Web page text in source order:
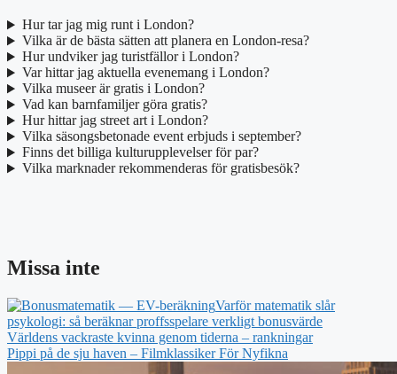
Hur tar jag mig runt i London?
Vilka är de bästa sätten att planera en London-resa?
Hur undviker jag turistfällor i London?
Var hittar jag aktuella evenemang i London?
Vilka museer är gratis i London?
Vad kan barnfamiljer göra gratis?
Hur hittar jag street art i London?
Vilka säsongsbetonade event erbjuds i september?
Finns det billiga kulturupplevelser för par?
Vilka marknader rekommenderas för gratisbesök?
Missa inte
Varför matematik slår
psykologi: så beräknar proffsspelare verkligt bonusvärde
Världens vackraste kvinna genom tiderna – rankningar
Pippi på de sju haven – Filmklassiker För Nyfikna